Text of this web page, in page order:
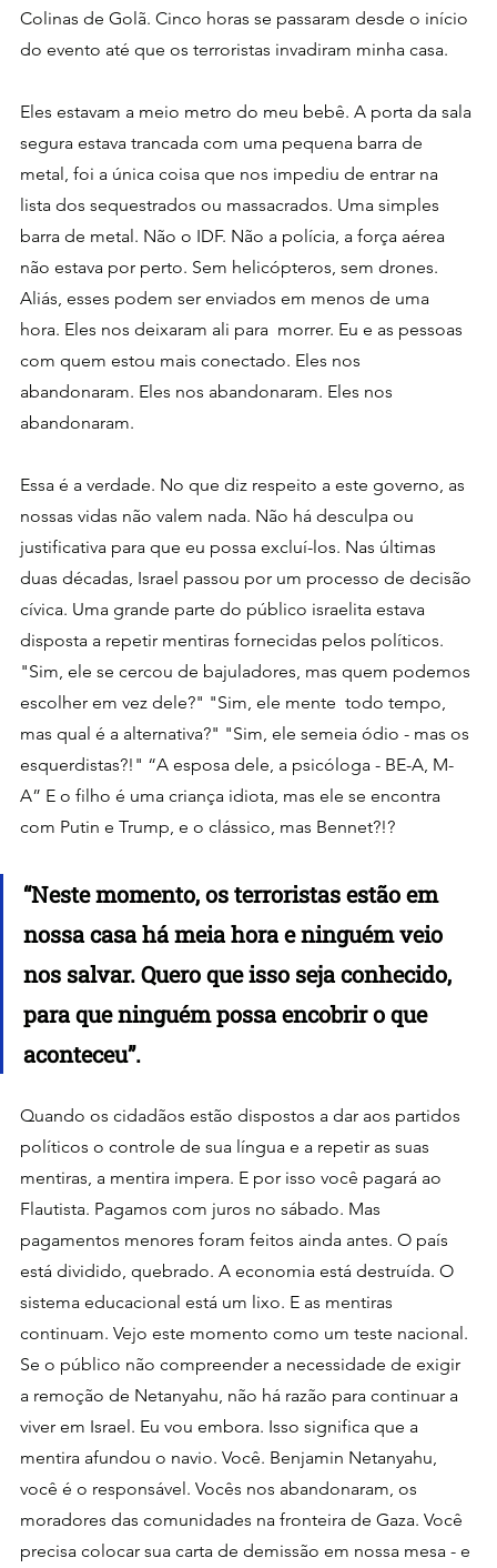
Colinas de Golã. Cinco horas se passaram desde o início
do evento até que os terroristas invadiram minha casa.
Eles estavam a meio metro do meu bebê. A porta da sala
segura estava trancada com uma pequena barra de
metal, foi a única coisa que nos impediu de entrar na
lista dos sequestrados ou massacrados. Uma simples
barra de metal. Não o IDF. Não a polícia, a força aérea
não estava por perto. Sem helicópteros, sem drones.
Aliás, esses podem ser enviados em menos de uma
hora. Eles nos deixaram ali para  morrer. Eu e as pessoas
com quem estou mais conectado. Eles nos
abandonaram. Eles nos abandonaram. Eles nos
abandonaram.
Essa é a verdade. No que diz respeito a este governo, as
nossas vidas não valem nada. Não há desculpa ou
justificativa para que eu possa excluí-los. Nas últimas
duas décadas, Israel passou por um processo de decisão
cívica. Uma grande parte do público israelita estava
disposta a repetir mentiras fornecidas pelos políticos.
"Sim, ele se cercou de bajuladores, mas quem podemos
escolher em vez dele?" "Sim, ele mente  todo tempo,
mas qual é a alternativa?" "Sim, ele semeia ódio - mas os
esquerdistas?!" “A esposa dele, a psicóloga - BE-A, M-
A” E o filho é uma criança idiota, mas ele se encontra
com Putin e Trump, e o clássico, mas Bennet?!?
“Neste momento, os terroristas estão em
nossa casa há meia hora e ninguém veio
nos salvar. Quero que isso seja conhecido,
para que ninguém possa encobrir o que
aconteceu”.
Quando os cidadãos estão dispostos a dar aos partidos
políticos o controle de sua língua e a repetir as suas
mentiras, a mentira impera. E por isso você pagará ao
Flautista. Pagamos com juros no sábado. Mas
pagamentos menores foram feitos ainda antes. O país
está dividido, quebrado. A economia está destruída. O
sistema educacional está um lixo. E as mentiras
continuam. Vejo este momento como um teste nacional.
Se o público não compreender a necessidade de exigir
a remoção de Netanyahu, não há razão para continuar a
viver em Israel. Eu vou embora. Isso significa que a
mentira afundou o navio. Você. Benjamin Netanyahu,
você é o responsável. Vocês nos abandonaram, os
moradores das comunidades na fronteira de Gaza. Você
precisa colocar sua carta de demissão em nossa mesa - e